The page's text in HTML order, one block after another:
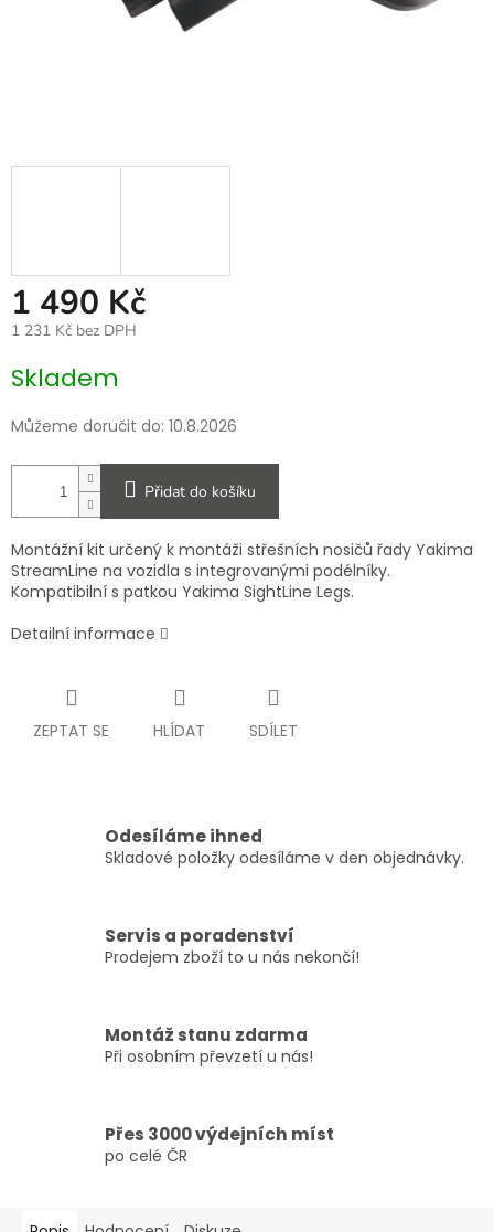
1 490 Kč
1 231 Kč bez DPH
cena:
Skladem
Můžeme doručit do: 10.8.2026
Přidat do košíku
Montážní kit určený k montáži střešních nosičů řady Yakima
StreamLine na vozidla s integrovanými podélníky.
Kompatibilní s patkou Yakima SightLine Legs.
Detailní informace
ZEPTAT SE HLÍDAT SDÍLET
Odesíláme ihned
Skladové položky odesíláme v den objednávky.
Servis a poradenství
Prodejem zboží to u nás nekončí!
Montáž stanu zdarma
Při osobním převzetí u nás!
Přes 3000 výdejních míst
po celé ČR